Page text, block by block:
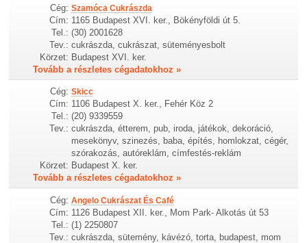
Cég: Szamóca Cukrászda
Cím: 1165 Budapest XVI. ker., Bökényföldi út 5.
Tel.: (30) 2001628
Tev.: cukrászda, cukrászat, süteményesbolt
Körzet: Budapest XVI. ker.
Tovább a részletes cégadatokhoz »
Cég: Skicc
Cím: 1106 Budapest X. ker., Fehér Köz 2
Tel.: (20) 9339559
Tev.: cukrászda, étterem, pub, iroda, játékok, dekoráció,
mesekönyv, szinezés, baba, építés, homlokzat, cégér,
szórakozás, autóreklám, címfestés-reklám
Körzet: Budapest X. ker.
Tovább a részletes cégadatokhoz »
Cég: Angelo Cukrászat És Café
Cím: 1126 Budapest XII. ker., Mom Park- Alkotás út 53
Tel.: (1) 2250807
Tev.: cukrászda, sütemény, kávézó, torta, budapest, mom